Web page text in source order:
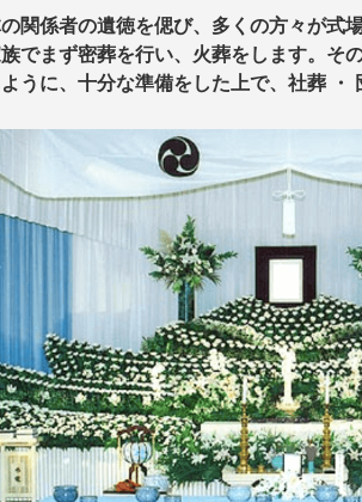
関係者の遺徳を偲び、多くの方々が式
でまず密葬を行い、火葬をします。そ
うに、十分な準備をした上で、社葬 ・